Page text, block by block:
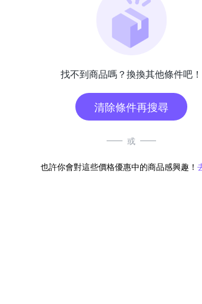
找不到商品嗎？換換其他條件吧！
清除條件再搜尋
或
也許你會對這些價格優惠中的商品感興趣！